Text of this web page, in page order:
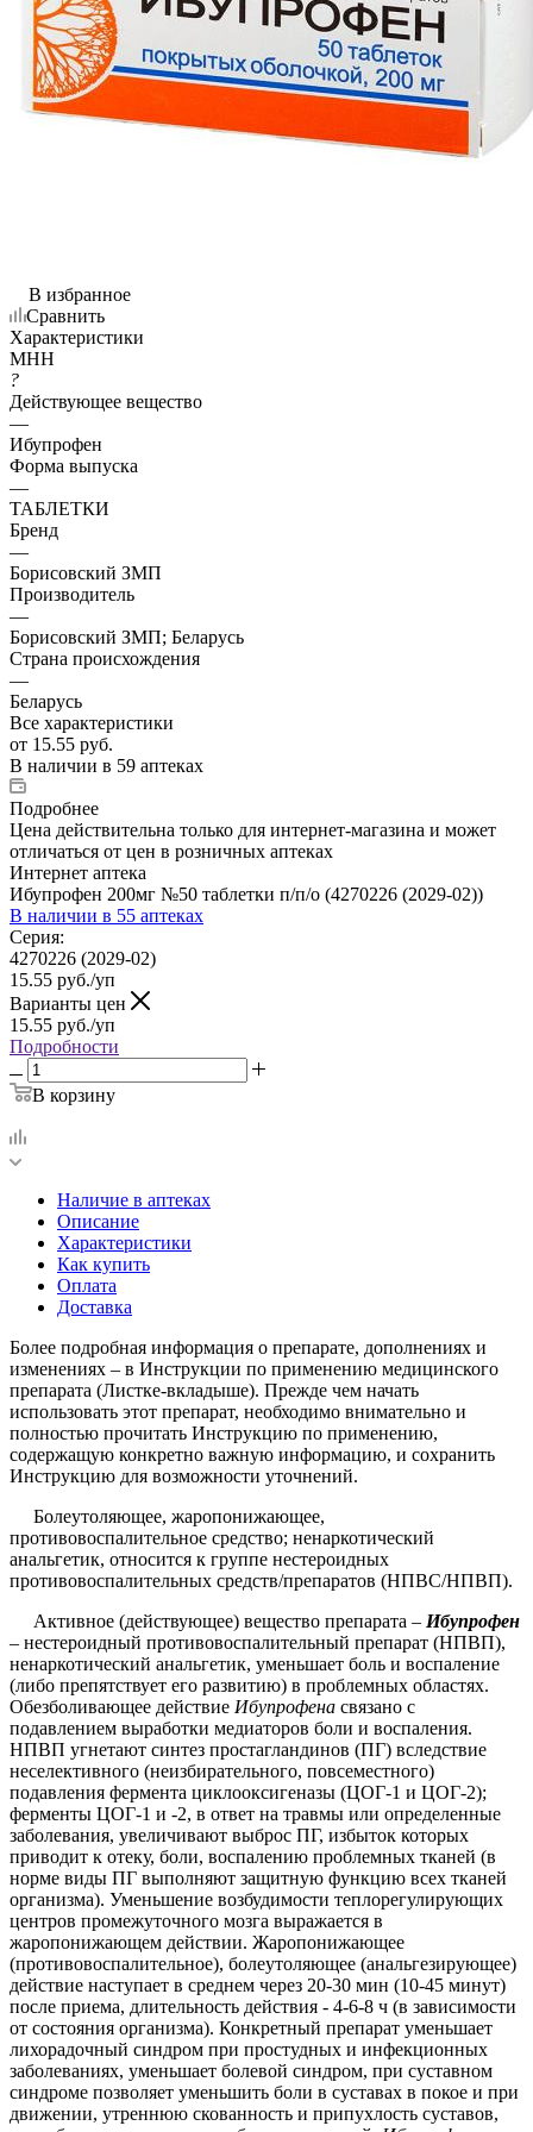
В избранное
Сравнить
Характеристики
МНН
?
Действующее вещество
—
Ибупрофен
Форма выпуска
—
ТАБЛЕТКИ
Бренд
—
Борисовский ЗМП
Производитель
—
Борисовский ЗМП; Беларусь
Страна происхождения
—
Беларусь
Все характеристики
от 15.55 руб.
В наличии в 59 аптеках
Подробнее
Цена действительна только для интернет-магазина и может
отличаться от цен в розничных аптеках
Интернет аптека
Ибупрофен 200мг №50 таблетки п/п/о (4270226 (2029-02))
В наличии в 55 аптеках
Серия:
4270226 (2029-02)
15.55 руб./уп
Варианты цен
15.55 руб./уп
Подробности
В корзину
Наличие в аптеках
Описание
Характеристики
Как купить
Оплата
Доставка
Более подробная информация о препарате, дополнениях и
изменениях – в Инструкции по применению медицинского
препарата (Листке-вкладыше). Прежде чем начать
использовать этот препарат, необходимо внимательно и
полностью прочитать Инструкцию по применению,
содержащую конкретно важную информацию, и сохранить
Инструкцию для возможности уточнений.
Болеутоляющее, жаропонижающее,
противовоспалительное средство; ненаркотический
анальгетик, относится к группе нестероидных
противовоспалительных средств/препаратов (НПВС/НПВП).
Активное (действующее) вещество препарата – Ибупрофен
– нестероидный противовоспалительный препарат (НПВП),
ненаркотический анальгетик, уменьшает боль и воспаление
(либо препятствует его развитию) в проблемных областях.
Обезболивающее действие Ибупрофена связано с
подавлением выработки медиаторов боли и воспаления.
НПВП угнетают синтез простагландинов (ПГ) вследствие
неселективного (неизбирательного, повсеместного)
подавления фермента циклооксигеназы (ЦОГ-1 и ЦОГ-2);
ферменты ЦОГ-1 и -2, в ответ на травмы или определенные
заболевания, увеличивают выброс ПГ, избыток которых
приводит к отеку, боли, воспалению проблемных тканей (в
норме виды ПГ выполняют защитную функцию всех тканей
организма). Уменьшение возбудимости теплорегулирующих
центров промежуточного мозга выражается в
жаропонижающем действии. Жаропонижающее
(противовоспалительное), болеутоляющее (анальгезирующее)
действие наступает в среднем через 20-30 мин (10-45 минут)
после приема, длительность действия - 4-6-8 ч (в зависимости
от состояния организма). Конкретный препарат уменьшает
лихорадочный синдром при простудных и инфекционных
заболеваниях, уменьшает болевой синдром, при суставном
синдроме позволяет уменьшить боли в суставах в покое и при
движении, утреннюю скованность и припухлость суставов,